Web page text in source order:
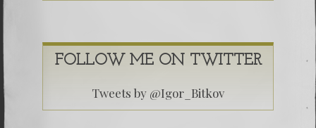
FOLLOW ME ON TWITTER
Tweets by @Igor_Bitkov